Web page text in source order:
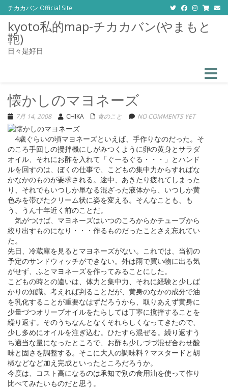
チカカバン Official Site
kyoto私的map-チカカバン(やまもと
鞄)
日々是好日
懐かしのマヨネーズ
7月 14, 2008 CHIKA 食のこと NO COMMENTS YET
4歳ぐらいの頃マヨネーズといえば、手作りなのだった。そ
のころ手回しの攪拌機にしがみつくように卵の黄身とサラダ
オイル、それにお酢を入れて「ぐーるぐる・・・」とハンド
ルを回すのは、ぼくの仕事で、こどもの集中力からすればな
かなかのものが要求される。途中、あきたり疲れてしまった
り、それでもいつしか単なる混ざった液体から、いつしか黄
色みを帯びたクリーム状に姿を変える。そんなことも、も
う、うん十年近く前のことだ。
気がつけば、マヨネーズはいつのころからかチューブから
絞り出すものになり・・・作るものだったことさえ忘れてい
た。
先日、冷蔵庫を見るとマヨネーズがない。これでは、当初の
予定のサンドウィッチができない。外は雨で買い物に出る気
がせず、ふとマヨネーズを作ってみることにした。
こどもの時との違いは、体力と集中力、それに経験と少しば
かりの知識。考えれば判ることだが、黄身のなかの成分で油
を乳化することが重要なはずだろうから、取りあえず黄身に
少量づつオリーブオイルをたらしては丁寧に撹拌することを
繰り返す。そのうちなんとなくそれらしくなってきたので、
少し多めにオイルを注ぎ込む。ひたすら混ぜる。繰り返すう
ち適当な量になったところで、お酢も少しづづ混ぜ合わせ酸
味と固さを調整する。そこに大人の調味料？マスタードと胡
椒などなど加え完成といったところだろうか。
今度は、コスト高になるのは承知で別の食用油を使って作り
比べてみたいものだと思う。